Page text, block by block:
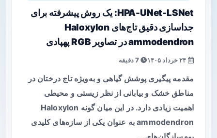
HPA-UNet-LSNet: یک روش پیشرفته برای
جداسازی دقیق تاج‌های Haloxylon
ammodendron در تصاویر RGB پهپادی
7 دقیقه
مقدمه پیگیری پوشش گیاهی و به‌ویژه تاج درختان در
مناطق خشک و بیابانی از نظر زیستی و محیطی
اهمیت زیادی دارد. در این میان گونه Haloxylon
ammodendron به عنوان یکی از سازه‌های کلیدی